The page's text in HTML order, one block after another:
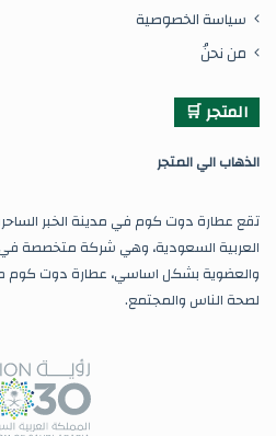
سياسة الخصوصية
من نحنُ
المتجر 🛒
الذهاب الي المتجر
تقع عطارة دوت كوم في مدينة الخبر
العربية السعودية، وهي شركة متخصصة في
والعضوية بشكل اساسي، عطارة دوت كوم
لصحة الناس والمجتمع.